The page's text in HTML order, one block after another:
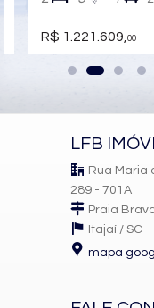
📞 Entre em contato
condições exclusivas
Aquecimento de Água
Piso Porcelanato
Piso Vinílico
Infra para Ar Split
Andar Alto
Vista Livre
Acabamento em Gesso
R$ 1.221.609,00
LFB
Rua Maria
289 - 701A
Praia
Itajaí / SC
mapa